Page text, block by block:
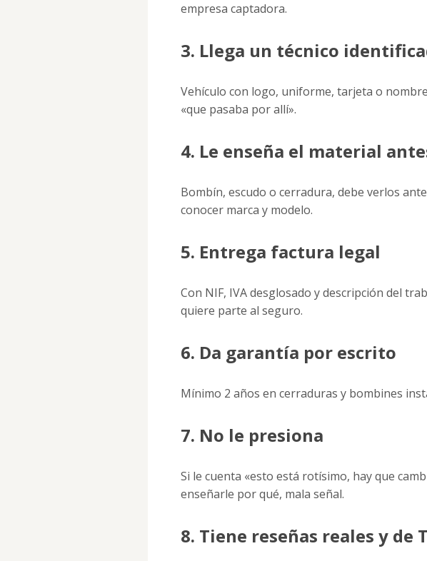
empresa captadora.
3. Llega un técnico
Vehículo con logo, uniforme, tarjeta o
«que pasaba por allí».
4. Le enseña el material
Bombín, escudo o cerradura, debe verlos
conocer marca y modelo.
5. Entrega factura legal
Con NIF, IVA desglosado y descripción del
quiere parte al seguro.
6. Da garantía por escrito
Mínimo 2 años en cerraduras y bombines
7. No le presiona
Si le cuenta «esto está rotísimo, hay que
enseñarle por qué, mala señal.
8. Tiene reseñas reales y de